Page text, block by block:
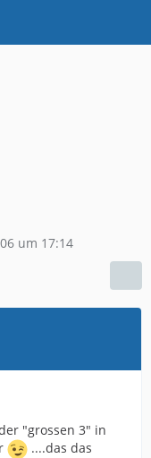
um 17:14
"grossen 3" in
....das das